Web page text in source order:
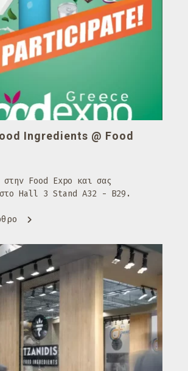
Ingredients @ Food
στην Food Expo και σας
στο Hall 3 Stand A32 - B29.